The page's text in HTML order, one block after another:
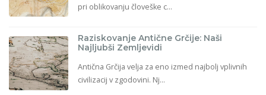
pri oblikovanju človeške c...
Raziskovanje Antične Grčije: Naši
Najljubši Zemljevidi
Antična Grčija velja za eno izmed najbolj vplivnih
civilizacij v zgodovini. Nj...